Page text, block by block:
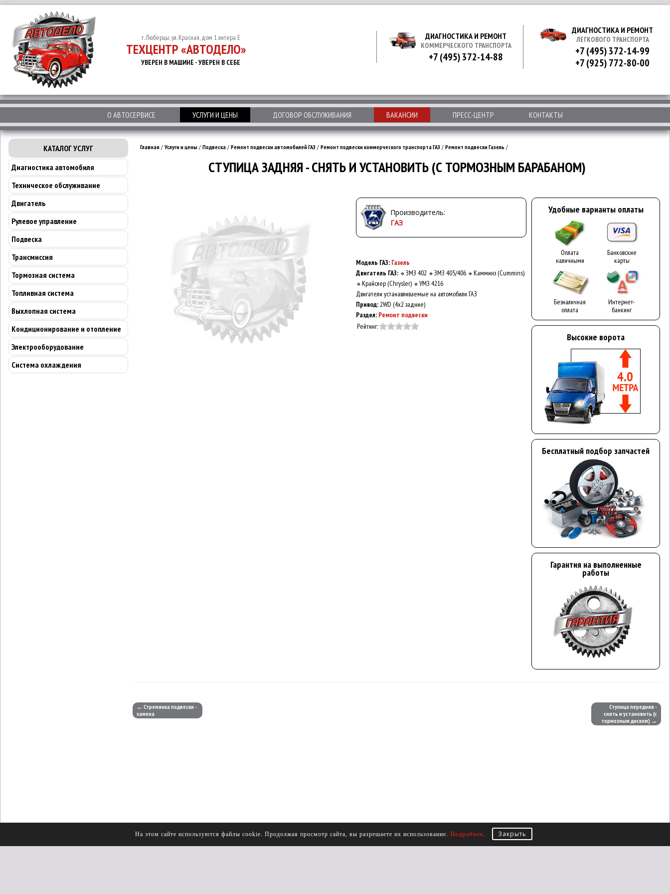
г. Люберцы, ул. Красная, дом 1 литера Е
ТЕХЦЕНТР «АВТОДЕЛО»
УВЕРЕН В МАШИНЕ - УВЕРЕН В СЕБЕ
ДИАГНОСТИКА И РЕМОНТ
КОММЕРЧЕСКОГО ТРАНСПОРТА
+7 (495) 372-14-88
ДИАГНОСТИКА И РЕМОНТ
ЛЕГКОВОГО ТРАНСПОРТА
+7 (495) 372-14-99
+7 (925) 772-80-00
О АВТОСЕРВИСЕ УСЛУГИ И ЦЕНЫ ДОГОВОР ОБСЛУЖИВАНИЯ ВАКАНСИИ ПРЕСС-ЦЕНТР КОНТАКТЫ
КАТАЛОГ УСЛУГ
Диагностика автомобиля
Техническое обслуживание
Двигатель
Рулевое управление
Подвеска
Трансмиссия
Тормозная система
Топливная система
Выхлопная система
Кондиционирование и отопление
Электрооборудование
Система охлаждения
Главная / Услуги и цены / Подвеска / Ремонт подвески автомобилей ГАЗ / Ремонт подвески коммерческого транспорта ГАЗ / Ремонт подвески Газель /
СТУПИЦА ЗАДНЯЯ - СНЯТЬ И УСТАНОВИТЬ (С ТОРМОЗНЫМ БАРАБАНОМ)
Производитель:
ГАЗ
Модель ГАЗ: Газель
Двигатель ГАЗ: 🔹 ЗМЗ 402 🔹 ЗМЗ 405/406 🔹 Камминз (Cummins)
🔹 Крайслер (Chrysler) 🔹 УМЗ 4216
Двигатели устанавливаемые на автомобили ГАЗ
Привод:2WD (4x2 задние)
Раздел: Ремонт подвески
Рейтинг:
Удобные варианты оплаты
Оплата
наличными
Банковские
карты
Безналичная
оплата
Интернет-
банкинг
Высокие ворота
Бесплатный подбор запчастей
Гарантия на выполненные
работы
← Стремянка подвески -
замена
Ступица передняя -
снять и установить (с
тормозным диском) →
На этом сайте используются файлы cookie. Продолжая просмотр сайта, вы разрешаете их использование. Подробнее. Закрыть